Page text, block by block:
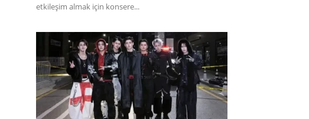
etkileşim almak için konsere...